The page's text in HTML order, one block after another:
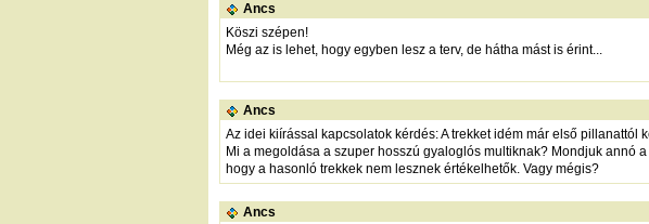
Ancs
Köszi szépen!
Még az is lehet, hogy egyben lesz a terv, de hátha mást is érint...
Ancs
Az idei kiírással kapcsolatok kérdés: A trekket idém már első pillanattól
Mi a megoldása a szuper hosszú gyaloglós multiknak? Mondjuk annó a
hogy a hasonló trekkek nem lesznek értékelhetők. Vagy mégis?
Ancs